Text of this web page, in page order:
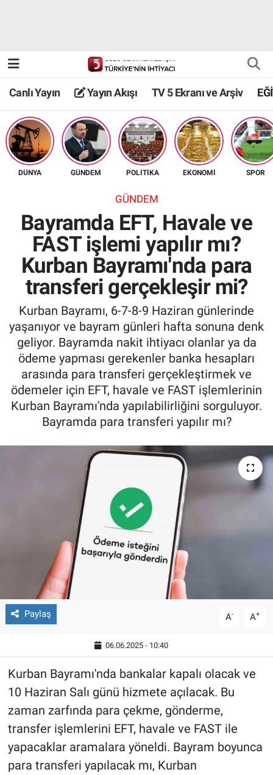
Canlı Yayın Yayın Akışı TV 5 Ekranı ve Arşiv
DÜNYA GÜNDEM POLİTİKA EKONOMİ SPOR
GÜNDEM
Bayramda EFT, Havale ve
FAST işlemi yapılır mı?
Kurban Bayramı'nda para
transferi gerçekleşir mi?
Kurban Bayramı, 6-7-8-9 Haziran günlerinde
yaşanıyor ve bayram günleri hafta sonuna denk
geliyor. Bayramda nakit ihtiyacı olanlar ya da
ödeme yapması gerekenler banka hesapları
arasında para transferi gerçekleştirmek ve
ödemeler için EFT, havale ve FAST işlemlerinin
Kurban Bayramı'nda yapılabilirliğini sorguluyor.
Bayramda para transferi yapılır mı?
Paylaş A- A+
06.06.2025 - 10:40
Kurban Bayramı'nda bankalar kapalı olacak ve
10 Haziran Salı günü hizmete açılacak. Bu
zaman zarfında para çekme, gönderme,
transfer işlemlerini EFT, havale ve FAST ile
yapacaklar aramalara yöneldi. Bayram boyunca
para transferi yapılacak mı, Kurban
TV 5 Ekranı ve Arşiv